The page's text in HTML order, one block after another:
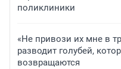
поликлиники
«Не привози их мне в
разводит голубей,
возвращаются